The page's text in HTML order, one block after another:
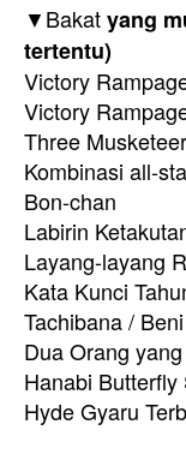
▼Bakatyang
tertentu)
Victory
Victory
Three
Kombinasi all-
Bon-chan
Labirin
Layang-layang
Kata Kunci
Tachibana /
Dua Orang
Hanabi Butterfly
Hyde Gyaru